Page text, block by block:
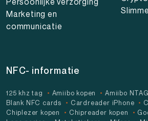
Marketing en
communicatie
NFC- informatie
125 khz tag Amiibo kopen
Amiibo
Blank NFC cards
Cardreader iPhone
Chiplezer kopen
Chipreader kopen